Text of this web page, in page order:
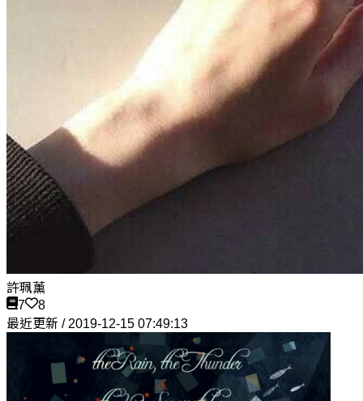
許珮薰
7
8
最近更新 / 2019-12-15 07:49:13